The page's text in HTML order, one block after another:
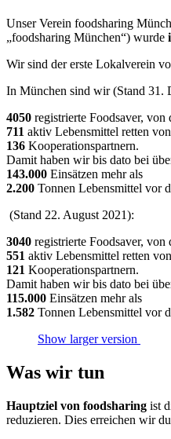
Unser Verein foodsharing
„foodsharing München“) wurde
Wir sind der erste Lokalverein
In München sind wir (Stand 31.
4050 registrierte Foodsaver, von
711 aktiv Lebensmittel retten
136 Kooperationspartnern.
Damit haben wir bis dato bei
143.000 Einsätzen mehr als
2.200 Tonnen Lebensmittel vor
(Stand 22. August 2021):
3040 registrierte Foodsaver, von
551 aktiv Lebensmittel retten
121 Kooperationspartnern.
Damit haben wir bis dato bei
115.000 Einsätzen mehr als
1.582 Tonnen Lebensmittel vor
Show larger version
Was wir tun
Hauptziel von foodsharing ist
reduzieren. Dies erreichen wir